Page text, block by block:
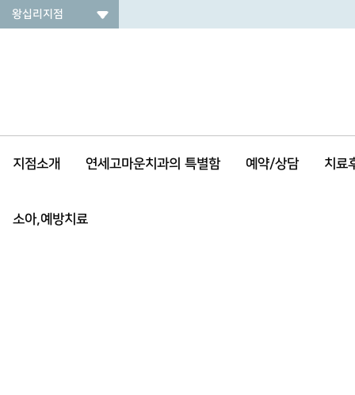
왕십리지점
지점소개 연세고마운치과의 특별함 예약/상담 치료
소아,예방치료